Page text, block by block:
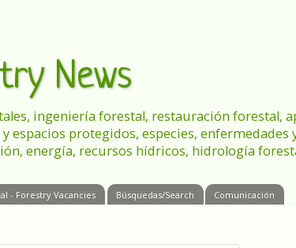
News
ingeniería forestal, restauración forestal,
protegidos, especies, enfermedades
energía, recursos hídricos, hidrología
- Forestry Vacancies Búsquedas/Search Comunicación